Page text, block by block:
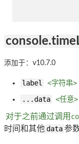
添加于：v10.7.0
label <字符串>
...data
<任意>
对于之前通过调用
时间和其他data参